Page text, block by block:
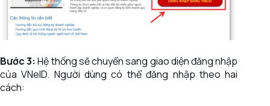
Bước 3: Hệ thống sẽ chuyển sang giao diện đăng nhập
của VNeID. Người dùng có thể đăng nhập theo hai
cách: